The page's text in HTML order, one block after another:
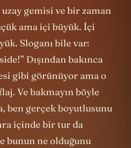
gemisi ve bir zaman
ama içi büyük. İçi
Sloganı bile var:
Dışından bakınca
gibi görünüyor ama o
Ve bakmayın böyle
ben gerçek boyutlusunu
içinde bir tur da
bunun ne olduğunu